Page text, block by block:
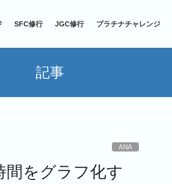
SFC修行 JGC修行 プラチナチャレンジ
記事
ANA
間をグラフ化す